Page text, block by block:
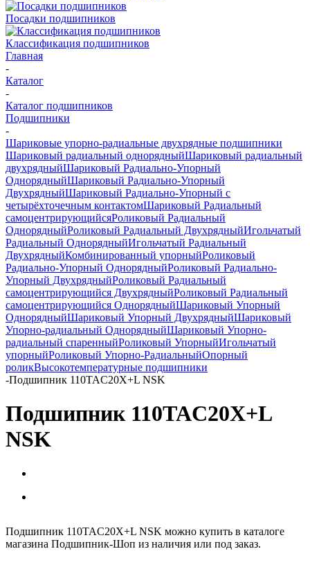
Посадки подшипников
Классификация подшипников
Главная
-
Каталог
-
Каталог подшипников
Подшипники
-
Шариковые упорно-радиальные двухрядные подшипники
Шариковый радиальный однорядныйШариковый радиальный
двухрядныйШариковый Радиально-Упорный
ОднорядныйШариковый Радиально-Упорный
ДвухрядныйШариковый Радиально-Упорный с
четырёхточечным контактомШариковый Радиальный
самоцентрирующийсяРоликовый Радиальный
ОднорядныйРоликовый Радиальный ДвухрядныйИгольчатый
Радиальный ОднорядныйИгольчатый Радиальный
ДвухрядныйКомбинированный упорныйРоликовый
Радиально-Упорный ОднорядныйРоликовый Радиально-
Упорный ДвухрядныйРоликовый Радиальный
самоцентрирующийся ДвухрядныйРоликовый Радиальный
самоцентрирующийся ОднорядныйШариковый Упорный
ОднорядныйШариковый Упорный ДвухрядныйШариковый
Упорно-радиальный ОднорядныйШариковый Упорно-
радиальный спаренныйРоликовый УпорныйИгольчатый
упорныйРоликовый Упорно-РадиальныйОпорный
роликВысокотемпературные подшипники
-Подшипник 110TAC20X+L NSK
Подшипник 110TAC20X+L
NSK
Подшипник 110TAC20X+L NSK можно купить в каталоге
магазина Подшипник-Шоп из наличия или под заказ.